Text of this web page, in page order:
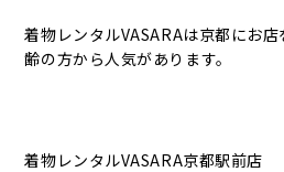
着物レンタルVASARAは京都にお
齢の方から人気があります。
着物レンタルVASARA京都駅前店